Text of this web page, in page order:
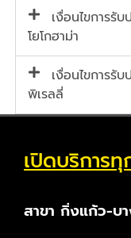
เงื่อนไขการ
โยโกฮาม่า
เงื่อนไขการ
พิเรลลี่
เปิดบริการ
สาขา กิ่งแก้ว-บ